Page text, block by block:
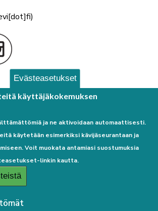
Evästeasetukset
käyttäjäkokemuksen
ja ne aktivoidaan automaattisesti.
käytetään esimerkiksi kävijäseurantaan ja
Voit muokata antamiasi suostumuksia
linkin kautta.